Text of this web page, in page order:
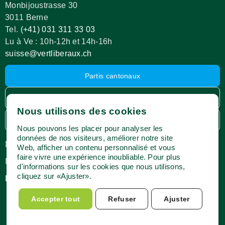
Monbijoustrasse 30
3011 Berne
Tel. (+41) 031 311 33 03
Lu à Ve : 10h-12h et 14h-16h
suisse@vertliberaux.ch
Médias
Newsletter
Postes vacants
Impressum
Protection des données
Conditions d’utilisation
Partis cantonaux
Nous utilisons des cookies
Nous pouvons les placer pour analyser les
données de nos visiteurs, améliorer notre site
Web, afficher un contenu personnalisé et vous
faire vivre une expérience inoubliable. Pour plus
d'informations sur les cookies que nous utilisons,
cliquez sur «Ajuster».
Accepter tout Refuser Ajuster